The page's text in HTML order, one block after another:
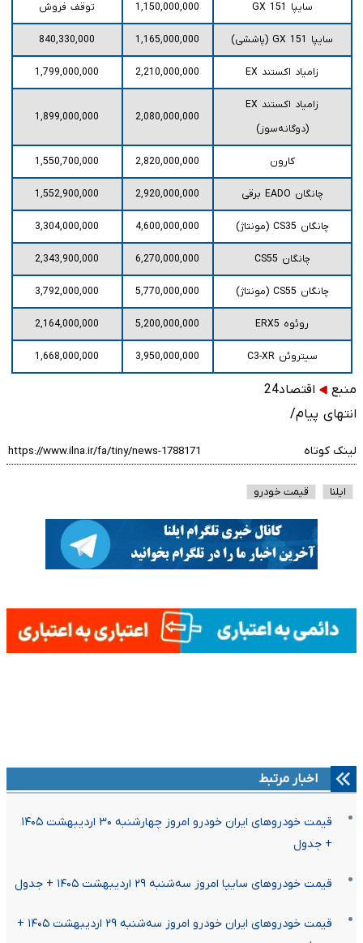
سایپا 151 GX 1,150,000,000 توقف فروش
سایپا 151 GX (پاششی) 1,165,000,000
840,330,000
زامیاد اکستند EX 2,210,000,000
1,799,000,000
زامیاد اکستند EX
(دوگانه‌سوز)
2,080,000,000
1,899,000,000
کارون 2,820,000,000
1,550,700,000
چانگان EADO برقی 2,920,000,000
1,552,900,000
چانگان CS35 (مونتاژ) 4,600,000,000
3,304,000,000
چانگان CS55 6,270,000,000
2,343,900,000
چانگان CS55 (مونتاژ) 5,770,000,000
3,792,000,000
روئوه ERX5 5,200,000,000
2,164,000,000
سیتروئن C3-XR 3,950,000,000
1,668,000,000
منبع
اقتصاد24
انتهای پیام/
لینک کوتاه
ایلنا قیمت خودرو
اخبار مرتبط
قیمت خودرو‌های ایران خودرو امروز چهارشنبه ۳۰ اردیبهشت ۱۴۰۵
+ جدول
قیمت خودرو‌های سایپا امروز سه‌شنبه ۲۹ اردیبهشت ۱۴۰۵ + جدول
قیمت خودرو‌های ایران خودرو امروز سه‌شنبه ۲۹ اردیبهشت ۱۴۰۵ +